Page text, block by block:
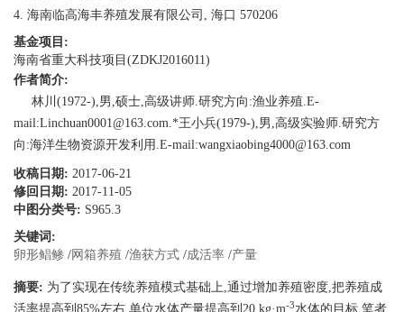
4. 海南临高海丰养殖发展有限公司, 海口 570206
基金项目:
海南省重大科技项目(ZDKJ2016011)
作者简介:
林川(1972-),男,硕士,高级讲师.研究方向:渔业养殖.E-
mail:Linchuan0001@163.com.*王小兵(1979-),男,高级实验师.研究方
向:海洋生物资源开发利用.E-mail:wangxiaobing4000@163.com
收稿日期: 2017-06-21
修回日期: 2017-11-05
中图分类号: S965.3
关键词:
卵形鲳鲹 /网箱养殖 /渔获方式 /成活率 /产量
摘要: 为了实现在传统养殖模式基础上,通过增加养殖密度,把养殖成
活率提高到85%左右,单位水体产量提高到20 kg·m-3水体的目标,笔者